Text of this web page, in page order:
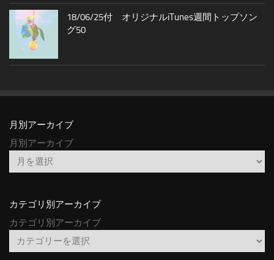
18/06/25付 オリジナルiTunes週間トップソン
グ50
月別アーカイブ
月別アーカイブ
カテゴリ別アーカイブ
カテゴリ別アーカイブ